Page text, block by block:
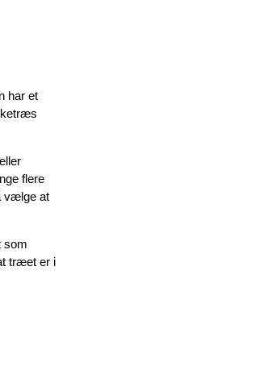
har et
flere
vælge at
som
træet er i